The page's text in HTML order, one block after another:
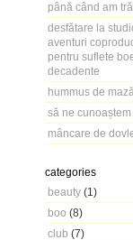
până când am
desfătare la
aventuri
pentru suflete
decadente
hummus de
să ne
mâncare de
categories
beauty (1)
boo (8)
club (7)